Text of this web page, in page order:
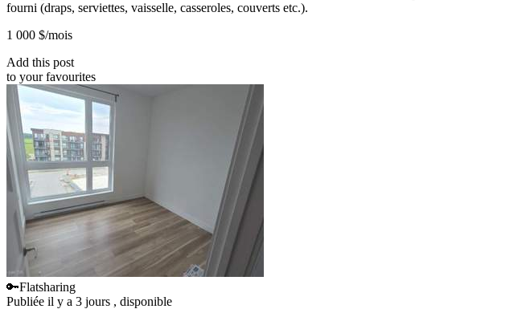
fourni (draps, serviettes, vaisselle, casseroles, couverts etc.).
1 000 $/mois
Add this post
to your favourites
🔑Flatsharing
Publiée il y a 3 jours , disponible